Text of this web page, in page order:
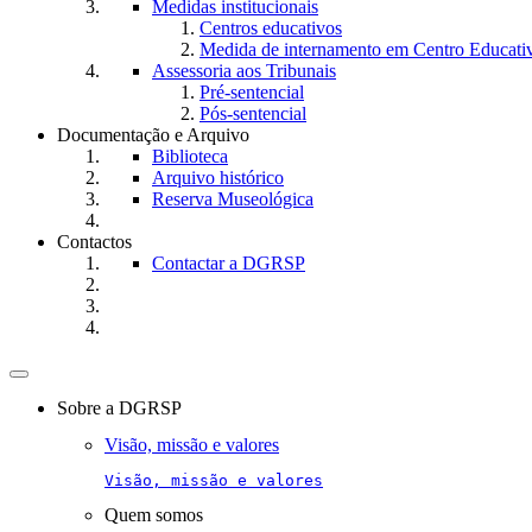
Medidas institucionais
Centros educativos
Medida de internamento em Centro
Assessoria aos Tribunais
Pré-sentencial
Pós-sentencial
Documentação e Arquivo
Biblioteca
Arquivo histórico
Reserva Museológica
Contactos
Contactar a DGRSP
Toggle
navigationSobre a DGRSP
Visão, missão e valores
Visão, missão e valores
Quem somos